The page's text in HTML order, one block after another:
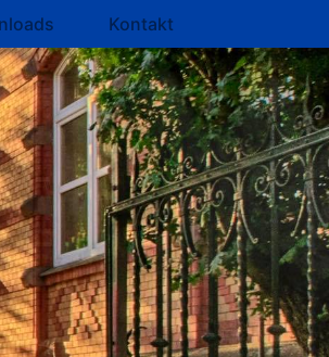
Kontakt